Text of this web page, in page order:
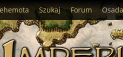
Szukaj Forum Osada